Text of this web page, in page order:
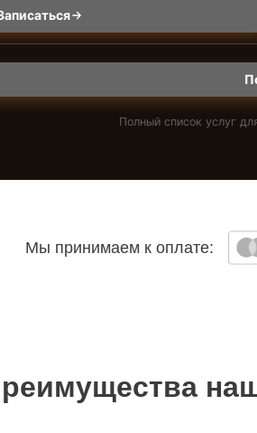
Полный список услуг
Мы принимаем к оплате: